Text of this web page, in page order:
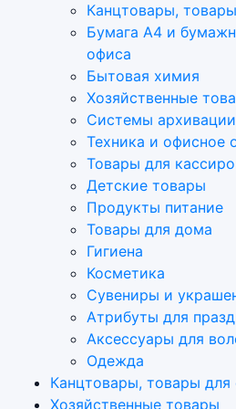
Канцтовары,
Бумага А4 и
офиса
Бытовая химия
Хозяйственные
Системы
Техника и офисное
Товары для
Детские товары
Продукты питание
Товары для дома
Гигиена
Косметика
Сувениры и
Атрибуты для
Аксеcсуары для
Одежда
Канцтовары, товары для
Хозяйственные товары